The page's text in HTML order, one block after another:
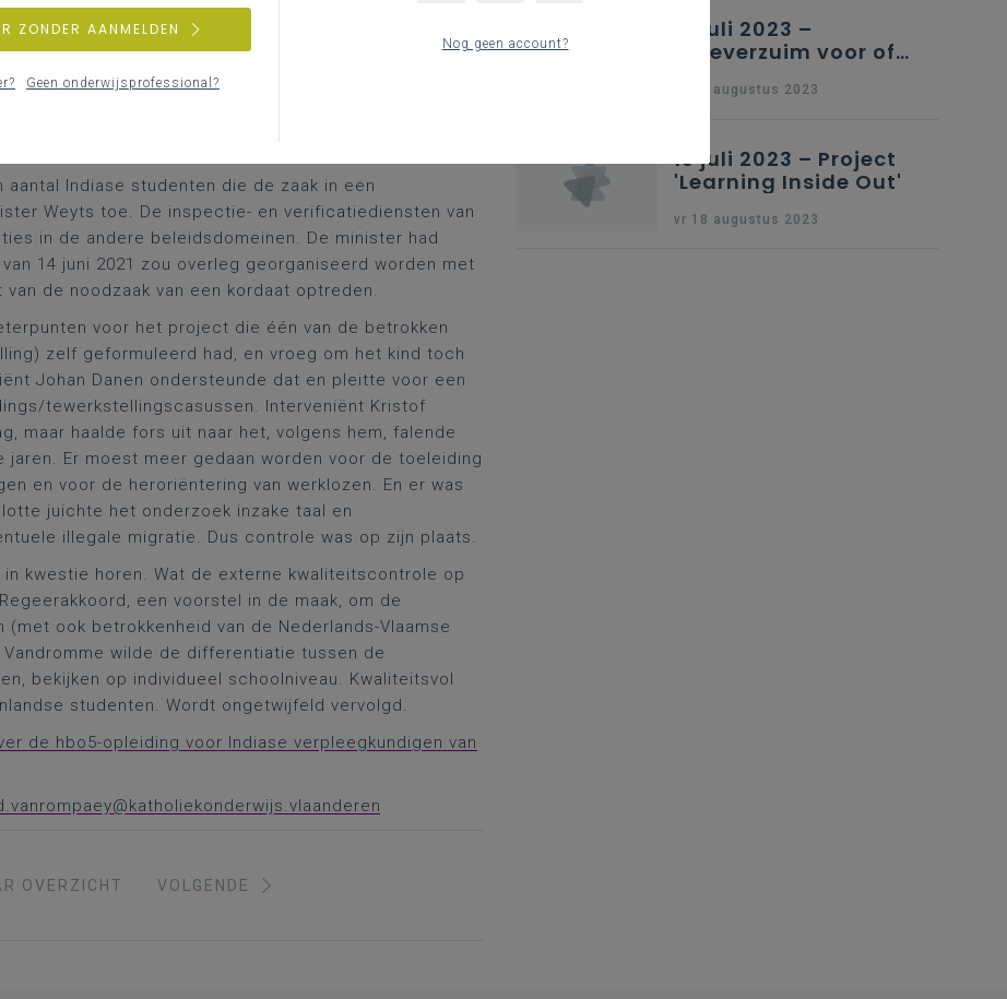
het dossier toe, met betrokkenheid van drie
en Onderwijs. Zoals ook in dat recente nummer van
in opdracht van minister Weyts, op onderzoek
diverse vragen in deze zaak. Vragensteller
door de Onderwijsinspectie en naar de
uit de andere beleidsdomeinen.
Indiase studenten die de zaak in een
Weyts toe. De inspectie- en verificatiediensten van
in de andere beleidsdomeinen. De minister had
14 juni 2021 zou overleg georganiseerd worden met
de noodzaak van een kordaat optreden.
voor het project die één van de betrokken
zelf geformuleerd had, en vroeg om het kind toch
Johan Danen ondersteunde dat en pleitte voor een
tewerkstellingscasussen. Interveniënt Kristof
maar haalde fors uit naar het, volgens hem, falende
Er moest meer gedaan worden voor de toeleiding
en voor de heroriëntering van werklozen. En er was
juichte het onderzoek inzake taal en
illegale migratie. Dus controle was op zijn plaats.
kwestie horen. Wat de externe kwaliteitscontrole op
een voorstel in de maak, om de
ook betrokkenheid van de Nederlands-Vlaamse
wilde de differentiatie tussen de
bekijken op individueel schoolniveau. Kwaliteitsvol
studenten. Wordt ongetwijfeld vervolgd.
de hbo5-opleiding voor Indiase verpleegkundigen van
OVERZICHT VOLGENDE
13 juli 2023 –
Luxeverzuim voor of
vr 18 augustus 2023
13 juli 2023 – Project
'Learning Inside Out'
vr 18 augustus 2023
Nog geen account?
ZONDER AANMELDEN
Geen onderwijsprofessional?